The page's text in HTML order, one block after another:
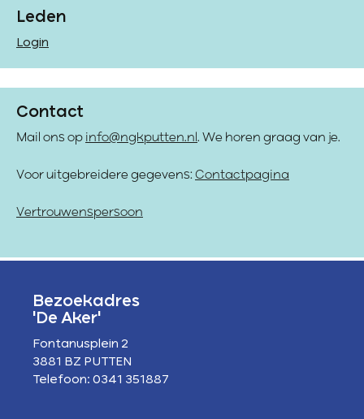
Leden
Login
Contact
Mail ons op info@ngkputten.nl . We horen graag van je.
Voor uitgebreidere gegevens: Contactpagina
Vertrouwenspersoon
Bezoekadres
'De Aker'
Fontanusplein 2
3881 BZ PUTTEN
Telefoon: 0341 351887